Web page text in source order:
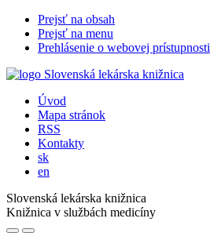
Prejsť na obsah
Prejsť na menu
Prehlásenie o webovej prístupnosti
Úvod
Mapa stránok
RSS
Kontakty
sk
en
Slovenská lekárska knižnica
Knižnica v službách medicíny